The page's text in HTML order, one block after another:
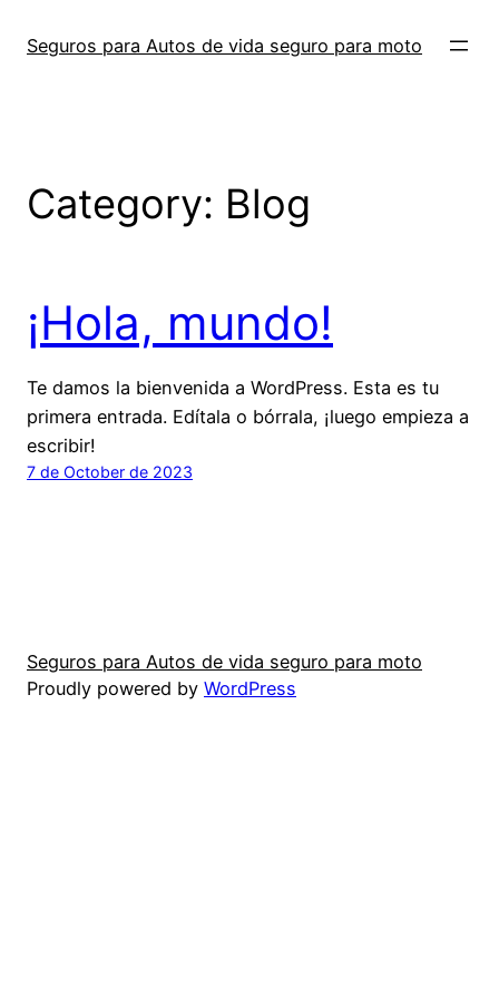
Seguros para Autos de vida seguro para moto
Category: Blog
¡Hola, mundo!
Te damos la bienvenida a WordPress. Esta es tu
primera entrada. Edítala o bórrala, ¡luego empieza a
escribir!
7 de October de 2023
Seguros para Autos de vida seguro para moto
Proudly powered by WordPress